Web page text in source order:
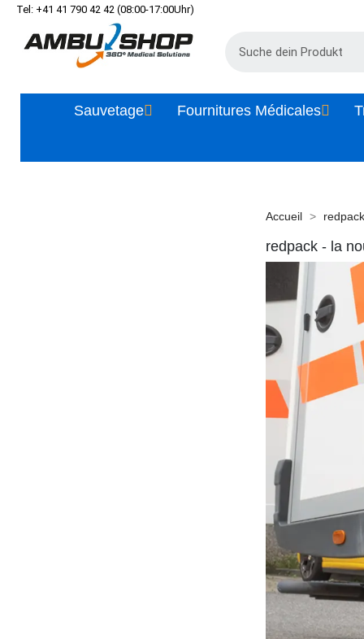
Tel: +41 41 790 42 42 (08:00-17:00Uhr)
Sauvetage Fournitures Médicales
Accueil
redpack - la